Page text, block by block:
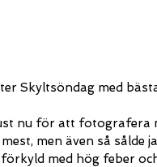
Skyltsöndag med
nu för att fotografera
men även så sålde
med hög feber